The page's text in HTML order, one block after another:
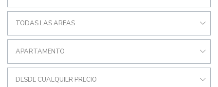
TODAS LAS AREAS
APARTAMENTO
DESDE CUALQUIER PRECIO